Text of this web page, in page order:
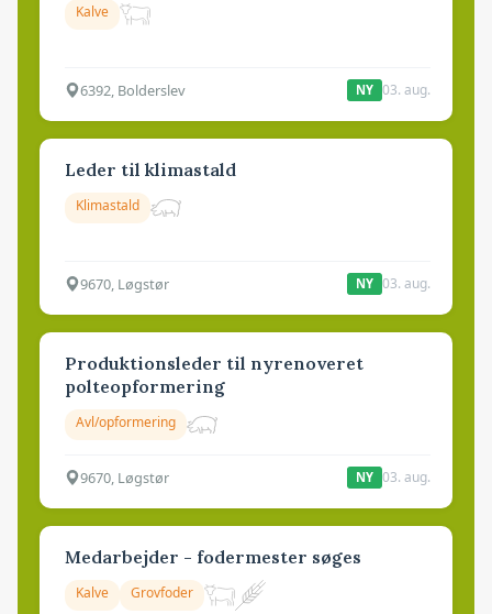
Kalve
6392, Bolderslev NY 03. aug.
Leder til klimastald
Klimastald
9670, Løgstør NY 03. aug.
Produktionsleder til nyrenoveret
polteopformering
Avl/opformering
9670, Løgstør NY 03. aug.
Medarbejder - fodermester søges
Kalve Grovfoder